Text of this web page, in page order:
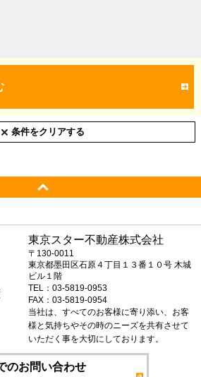
条件をクリアする
東京スター不動産株式会社
〒130-0011
東京都墨田区石原４丁目１３番１０号 木城
ビル１階
TEL：03-5819-0953
FAX：03-5819-0954
当社は、すべてのお客様に寄り添い、お客
様と気持ちやその時のニーズを共有させて
いただく事を大切にしております。
のお問い合わせ